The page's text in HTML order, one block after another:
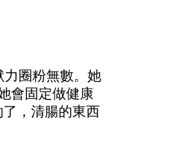
圈粉無數。她
會固定做健康
，清腸的東西